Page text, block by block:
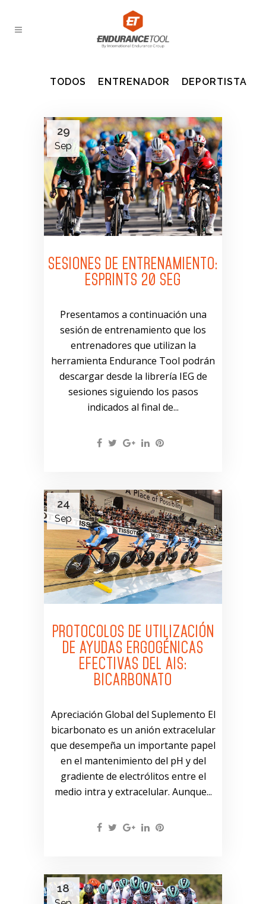
DEPORTISTA
ENTRENADOR
29
Sep
SESIONES DE ENTRENAMIENTO:
ESPRINTS 20 SEG
Presentamos a continuación una
sesión de entrenamiento que los
entrenadores que utilizan la
herramienta Endurance Tool podrán
descargar desde la librería IEG de
sesiones siguiendo los pasos
indicados al final de...
24
Sep
PROTOCOLOS DE UTILIZACIÓN
DE AYUDAS ERGOGÉNICAS
EFECTIVAS DEL AIS:
BICARBONATO
Apreciación Global del Suplemento El
bicarbonato es un anión extracelular
que desempeña un importante papel
en el mantenimiento del pH y del
gradiente de electrólitos entre el
medio intra y extracelular. Aunque...
18